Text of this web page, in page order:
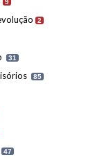
9
2
31
85
47